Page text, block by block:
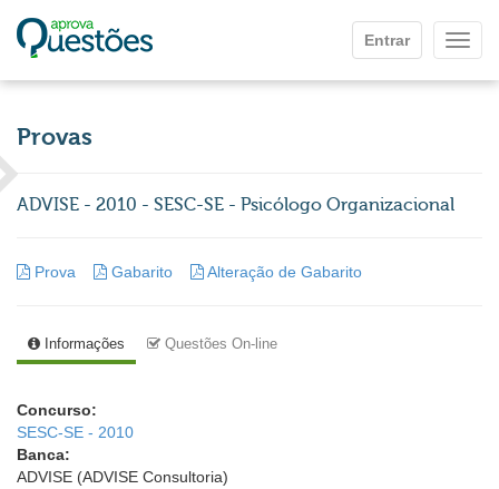
Entrar
Provas
ADVISE - 2010 - SESC-SE - Psicólogo Organizacional
Prova Gabarito Alteração de Gabarito
Informações Questões On-line
Concurso:
SESC-SE - 2010
Banca:
ADVISE (ADVISE Consultoria)